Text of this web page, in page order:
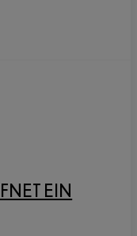
EIN